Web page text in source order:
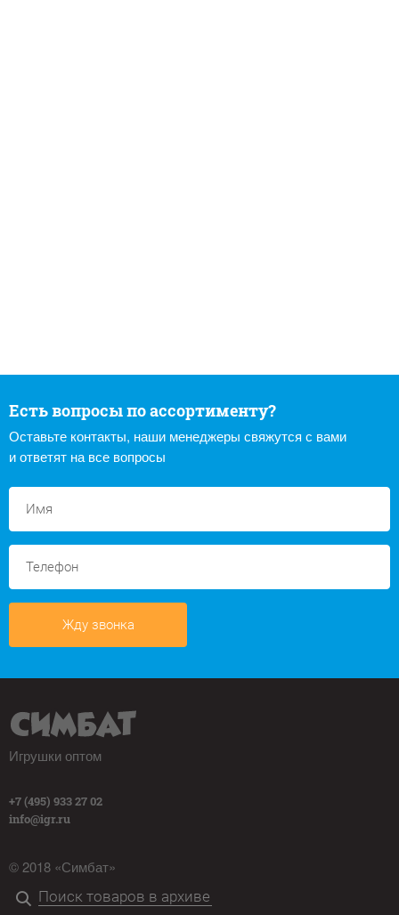
Есть вопросы по ассортименту?
Оставьте контакты, наши менеджеры свяжутся с вами
и ответят на все вопросы
Жду звонка
Игрушки оптом
+7 (495) 933 27 02
info@igr.ru
© 2018 «Симбат»